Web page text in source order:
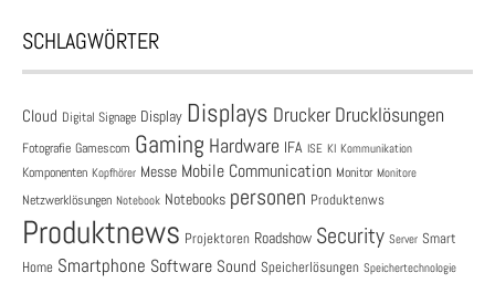
SCHLAGWÖRTER
Cloud Digital Signage Display Displays Drucker Drucklösungen
Fotografie Gamescom Gaming Hardware IFA ISE KI Kommunikation
Komponenten Kopfhörer Messe Mobile Communication Monitor Monitore
Netzwerklösungen Notebook Notebooks personen Produktenws
Produktnews Projektoren Roadshow Security Server Smart
Home Smartphone Software Sound Speicherlösungen Speichertechnologie